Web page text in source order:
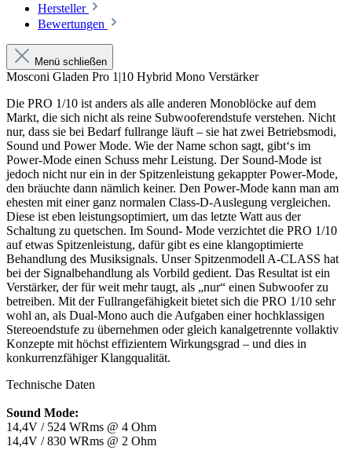
Hersteller
Bewertungen
Menü schließen
Mosconi Gladen Pro 1|10 Hybrid Mono Verstärker
Die PRO 1/10 ist anders als alle anderen Monoblöcke auf dem
Markt, die sich nicht als reine Subwooferendstufe verstehen. Nicht
nur, dass sie bei Bedarf fullrange läuft – sie hat zwei Betriebsmodi,
Sound und Power Mode. Wie der Name schon sagt, gibt‘s im
Power-Mode einen Schuss mehr Leistung. Der Sound-Mode ist
jedoch nicht nur ein in der Spitzenleistung gekappter Power-Mode,
den bräuchte dann nämlich keiner. Den Power-Mode kann man am
ehesten mit einer ganz normalen Class-D-Auslegung vergleichen.
Diese ist eben leistungsoptimiert, um das letzte Watt aus der
Schaltung zu quetschen. Im Sound- Mode verzichtet die PRO 1/10
auf etwas Spitzenleistung, dafür gibt es eine klangoptimierte
Behandlung des Musiksignals. Unser Spitzenmodell A-CLASS hat
bei der Signalbehandlung als Vorbild gedient. Das Resultat ist ein
Verstärker, der für weit mehr taugt, als „nur“ einen Subwoofer zu
betreiben. Mit der Fullrangefähigkeit bietet sich die PRO 1/10 sehr
wohl an, als Dual-Mono auch die Aufgaben einer hochklassigen
Stereoendstufe zu übernehmen oder gleich kanalgetrennte vollaktiv
Konzepte mit höchst effizientem Wirkungsgrad – und dies in
konkurrenzfähiger Klangqualität.
Technische Daten
Sound Mode:
14,4V / 524 WRms @ 4 Ohm
14,4V / 830 WRms @ 2 Ohm